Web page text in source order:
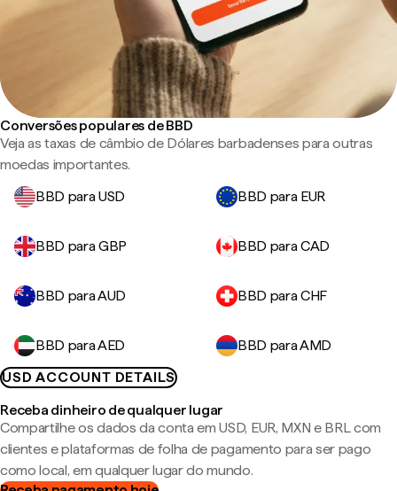
Conversões populares de BBD
Veja as taxas de câmbio de Dólares barbadenses para outras
moedas importantes.
BBD para USD
BBD para EUR
BBD para GBP BBD para CAD
BBD para AUD BBD para CHF
BBD para AED
BBD para AMD
USD ACCOUNT DETAILS
Receba dinheiro de qualquer lugar
Compartilhe os dados da conta em USD, EUR, MXN e BRL com
clientes e plataformas de folha de pagamento para ser pago
como local, em qualquer lugar do mundo.